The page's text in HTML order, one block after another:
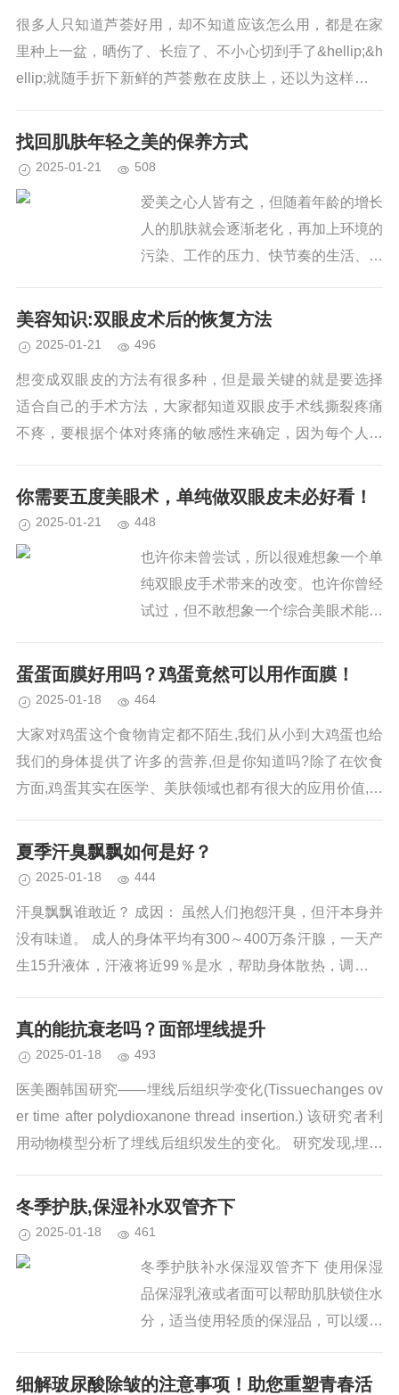
很多人只知道芦荟好用，却不知道应该怎么用，都是在家
里种上一盆，晒伤了、长痘了、不小心切到手了&hellip;&h
ellip;就随手折下新鲜的芦荟敷在皮肤上，还以为这样纯天
的...
找回肌肤年轻之美的保养方式
2025-01-21 508
爱美之心人皆有之，但随着年龄的增长
人的肌肤就会逐渐老化，再加上环境的
污染、工作的压力、快节奏的生活、不
困，提前出现“细纹、干燥、松弛、暗
美容知识:双眼皮术后的恢复方法
2025-01-21 496
想变成双眼皮的方法有很多种，但是最关键的就是要选择
适合自己的手术方法，大家都知道双眼皮手术线撕裂疼痛
不疼，要根据个体对疼痛的敏感性来确定，因为每个人对
会不会感到...
你需要五度美眼术，单纯做双眼皮未必好看！
2025-01-21 448
也许你未曾尝试，所以很难想象一个单
纯双眼皮手术带来的改变。也许你曾经
试过，但不敢想象一个综合美眼术能带
天，你还以为传统眼部整形能带来变大
蛋蛋面膜好用吗？鸡蛋竟然可以用作面膜！
2025-01-18 464
大家对鸡蛋这个食物肯定都不陌生,我们从小到大鸡蛋也给
我们的身体提供了许多的营养,但是你知道吗?除了在饮食
方面,鸡蛋其实在医学、美肤领域也都有很大的应用价值,但
夏季汗臭飘飘如何是好？
2025-01-18 444
汗臭飘飘谁敢近？ 成因： 虽然人们抱怨汗臭，但汗本身并
没有味道。 成人的身体平均有300～400万条汗腺，一天产
生15升液体，汗液将近99％是水，帮助身体散热，调节体
臭味。 运动后，汗...
真的能抗衰老吗？面部埋线提升
2025-01-18 493
医美圈韩国研究——埋线后组织学变化(Tissuechanges ov
er time after polydioxanone thread insertion.) 该研究者利
用动物模型分析了埋线后组织发生的变化。 研究发现,埋入
冬季护肤,保湿补水双管齐下
2025-01-18 461
冬季护肤补水保湿双管齐下 使用保湿
品保湿乳液或者面可以帮助肌肤锁住水
分，适当使用轻质的保湿品，可以缓解
趋于平衡状态，这是肌肤补水最基本的
细解玻尿酸除皱的注意事项！助您重塑青春活